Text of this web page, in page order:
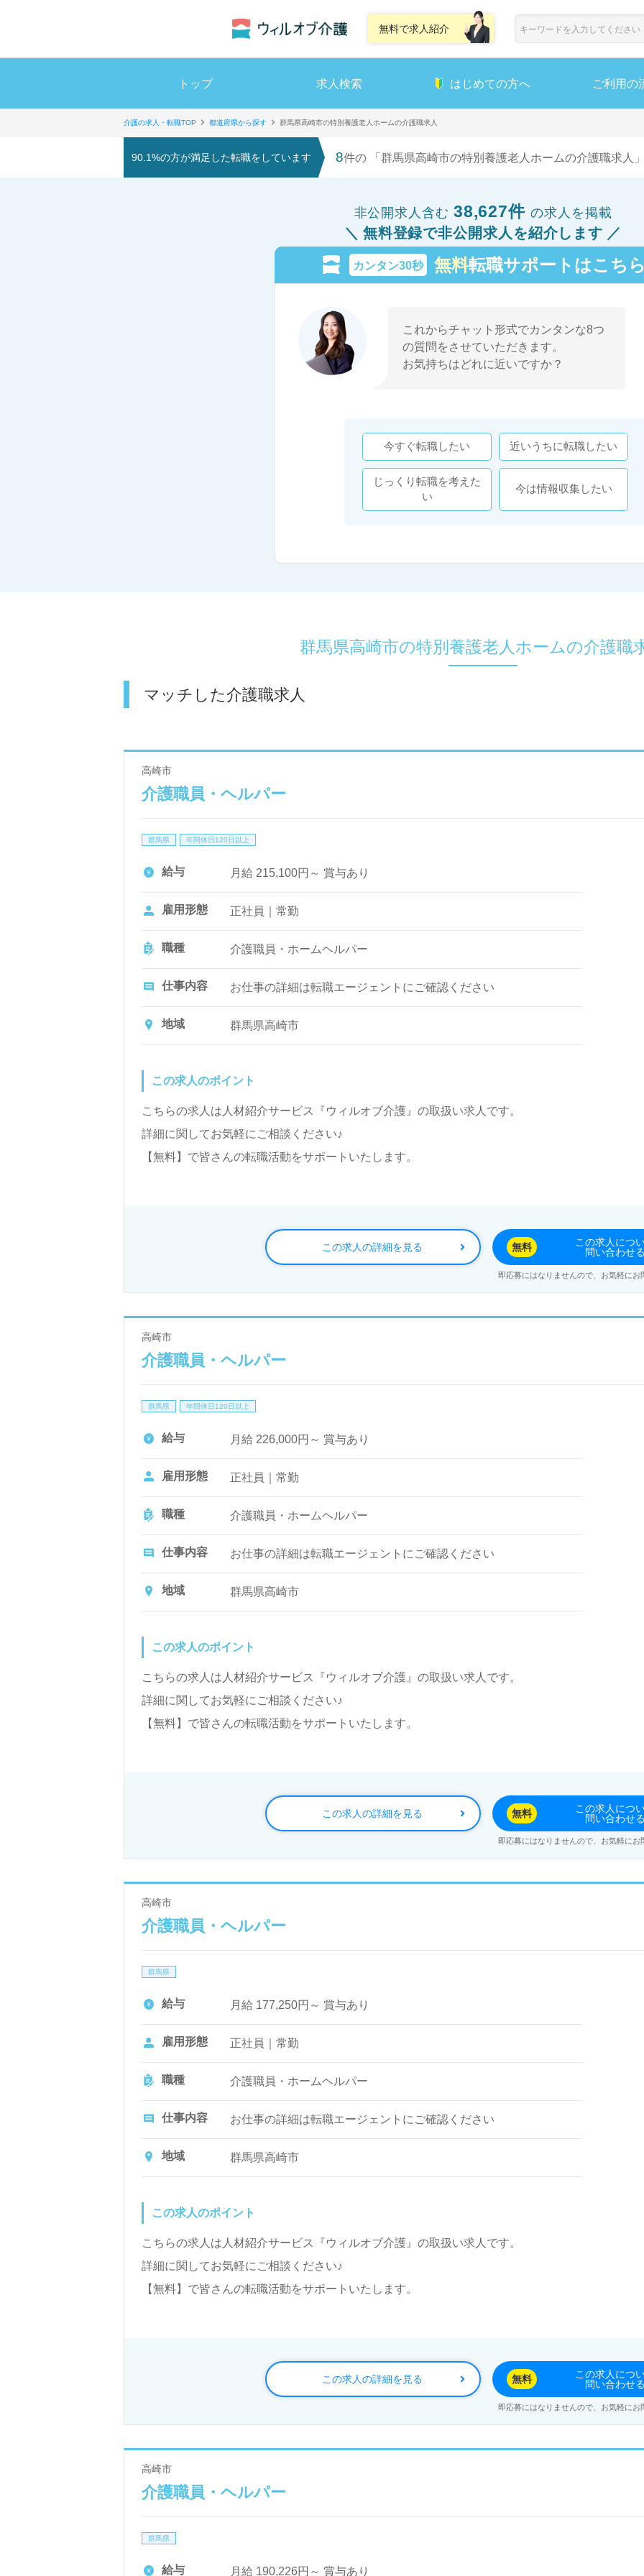
無料で求人紹介
トップ 求人検索 はじめての方へ ご利用の
介護の求人・転職TOP 都道府県から探す 群馬県高崎市の特別養護老人ホームの介護職求人
90.1%の方が満足した転職をしています 8件の 「群馬県高崎市の特別養護老人ホームの介護職求人
非公開求人含む 38,627件 の求人を掲載
無料登録で非公開求人を紹介します
カンタン30秒 無料転職サポートはこちら
これからチャット形式でカンタンな8つ
の質問をさせていただきます。
お気持ちはどれに近いですか？
今すぐ転職したい 近いうちに転職したい
じっくり転職を考えた
い
今は情報収集したい
群馬県高崎市の特別養護老人ホームの介護職
マッチした介護職求人
高崎市
介護職員・ヘルパー
群馬県 年間休日120日以上
給与 月給 215,100円～ 賞与あり
雇用形態 正社員｜常勤
職種 介護職員・ホームヘルパー
仕事内容 お仕事の詳細は転職エージェントにご確認ください
地域 群馬県高崎市
この求人のポイント
こちらの求人は人材紹介サービス『ウィルオブ介護』の取扱い求人です。
詳細に関してお気軽にご相談ください♪
【無料】で皆さんの転職活動をサポートいたします。
この求人の詳細を見る 無料
この求人につ
問い合わせる
即応募にはなりませんので、お気軽にお
高崎市
介護職員・ヘルパー
群馬県 年間休日120日以上
給与 月給 226,000円～ 賞与あり
雇用形態 正社員｜常勤
職種 介護職員・ホームヘルパー
仕事内容 お仕事の詳細は転職エージェントにご確認ください
地域 群馬県高崎市
この求人のポイント
こちらの求人は人材紹介サービス『ウィルオブ介護』の取扱い求人です。
詳細に関してお気軽にご相談ください♪
【無料】で皆さんの転職活動をサポートいたします。
この求人の詳細を見る 無料
この求人につ
問い合わせる
即応募にはなりませんので、お気軽にお
高崎市
介護職員・ヘルパー
群馬県
給与 月給 177,250円～ 賞与あり
雇用形態 正社員｜常勤
職種 介護職員・ホームヘルパー
仕事内容 お仕事の詳細は転職エージェントにご確認ください
地域 群馬県高崎市
この求人のポイント
こちらの求人は人材紹介サービス『ウィルオブ介護』の取扱い求人です。
詳細に関してお気軽にご相談ください♪
【無料】で皆さんの転職活動をサポートいたします。
この求人の詳細を見る 無料
この求人につ
問い合わせる
即応募にはなりませんので、お気軽にお
高崎市
介護職員・ヘルパー
群馬県
給与 月給 190,226円～ 賞与あり